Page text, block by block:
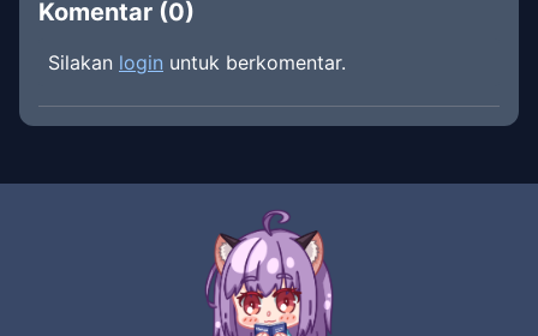
Komentar (0)
Silakan login untuk berkomentar.